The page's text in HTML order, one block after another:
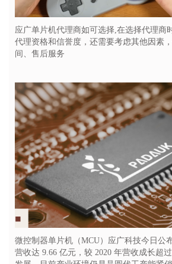
应广单片机代理商如可选择,在选择代理商
代理资格和信誉度，还需要考虑其他因素
间、售后服务
微控制器单片机（MCU）应广科技今日公
营收达 9.66 亿元，较 2020 年营收成长超